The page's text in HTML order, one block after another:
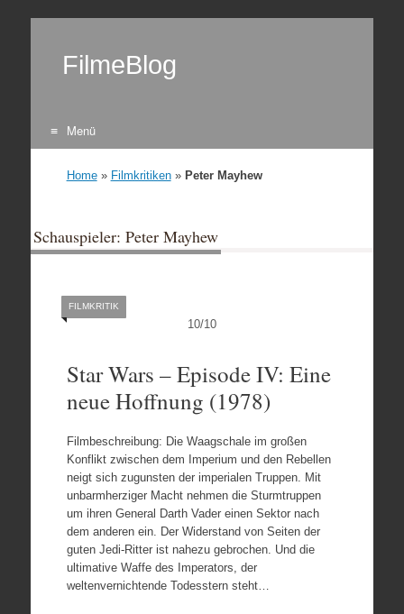
FilmeBlog
Menü
Home» Filmkritiken» Peter Mayhew
Schauspieler: Peter Mayhew
10/10
FILMKRITIK
Star Wars – Episode IV: Eine
neue Hoffnung (1978)
Filmbeschreibung: Die Waagschale im großen
Konflikt zwischen dem Imperium und den Rebellen
neigt sich zugunsten der imperialen Truppen. Mit
unbarmherziger Macht nehmen die Sturmtruppen
um ihren General Darth Vader einen Sektor nach
dem anderen ein. Der Widerstand von Seiten der
guten Jedi-Ritter ist nahezu gebrochen. Und die
ultimative Waffe des Imperators, der
weltenvernichtende Todesstern steht…